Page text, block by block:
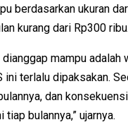
berdasarkan ukuran
kurang dari Rp300 ribu.
dianggap mampu
ini terlalu dipaksakan.
dan
tiap bulannya,” ujarnya.